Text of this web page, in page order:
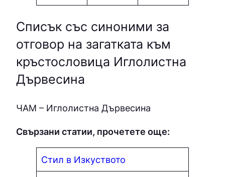
Списък със синоними за
отговор на загатката към
кръстословица Иглолистна
Дървесина
ЧAМ – Иглолистна Дървесина
Свързани статии, прочетете още:
Стил в Изкуството